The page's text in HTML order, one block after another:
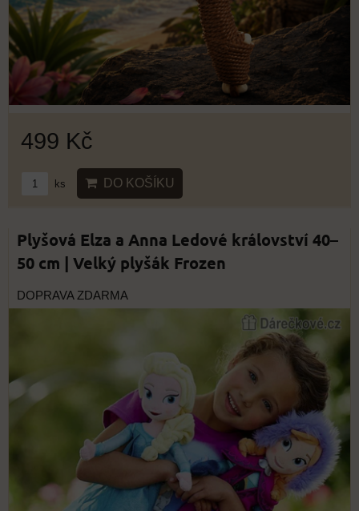
499 Kč
ks DO KOŠÍKU
Plyšová Elza a Anna Ledové království 40–
50 cm | Velký plyšák Frozen
DOPRAVA ZDARMA